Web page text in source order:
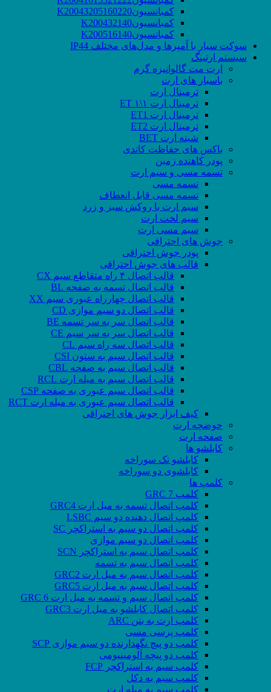
کمبانسیونK20043205160220
کمبانسیونK200432140
کمبانسیونK200516140
سوکت‌ سیار با آمپرها و مدل‌های مختلف IP44
سیستم ارتینگ
ارت مت گالوانیزه گرم
باسبار های ارت
ترمینال ارت
ترمینال ارت ۱\۱ ET
ترمینال ارت ET1
ترمینال ارت ET2
شینه ارت BET
باکس های حفاظت کاتدی
پودر کاهنده زمین
تسمه مسی و سیم ارت
تسمه مسی
تسمه مسی قابل انعطاف
سیم ارت با روکش سبز و زرد
سیم لخت ارت
سیم مسی ارت
جوش های احتراقی
پودر جوش احتراقی
قالب های جوش احتراقی
قالب اتصال ۴ راه متقاطع سیم CX
قالب اتصال تسمه به صفحه BL
قالب اتصال چهارراه عبوری سیم XX
قالب اتصال دو سیم موازی CD
قالب اتصال سر به سر تسمه BE
قالب اتصال سر به سر سیم CE
قالب اتصال سه راه سیم CL
قالب اتصال سیم به ستون CSI
قالب اتصال سیم به صفحه CBL
قالب اتصال سیم به میله ارت RCL
قالب اتصال سیم عبوری به صفحه CSP
قالب اتصال سیم عبوری به میله ارت RCT
کیف ابزار جوش های احتراقی
حوضچه ارت
صفحه ارت
کابلشو ها
کابلشو تک سوراخه
کابلشوی دو سوراخه
کلمپ ها
کلمپ GRC 7
کلمپ اتصال تسمه به میل ارت GRC4
کلمپ اتصال دهنده دو سیم LSBC
کلمپ اتصال دو سیم به استراکچر SC
کلمپ اتصال دو سیم موازی
کلمپ اتصال سیم به استراکچر SCN
کلمپ اتصال سیم به تسمه
کلمپ اتصال سیم به میل ارت GRC2
کلمپ اتصال سیم به میل ارت GRC5
کلمپ اتصال سیم و تسمه به میل ارت GRC 6
کلمپ اتصال کابلشو به میل ارت GRC3
کلمپ ارت به بتن ARC
کلمپ پرسی مسی
کلمپ دو پیچ نگهدارنده دو سیم موازی SCP
کلمپ دو پیچه آلومینیومی
کلمپ سیم به استراکچر FCP
کلمپ سیم به دکل
کلمپ سیم به میله ارت